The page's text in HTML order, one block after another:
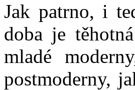
Jak patrno, i
doba je
mladé
postmoderny,